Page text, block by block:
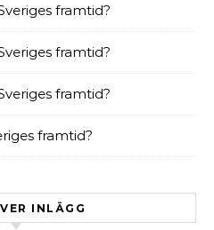
framtid?
framtid?
framtid?
framtid?
INLÄGG